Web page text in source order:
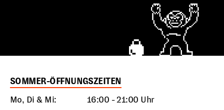
SOMMER-ÖFFNUNGSZEITEN
Mo, Di & Mi:
16:00 - 21:00 Uhr